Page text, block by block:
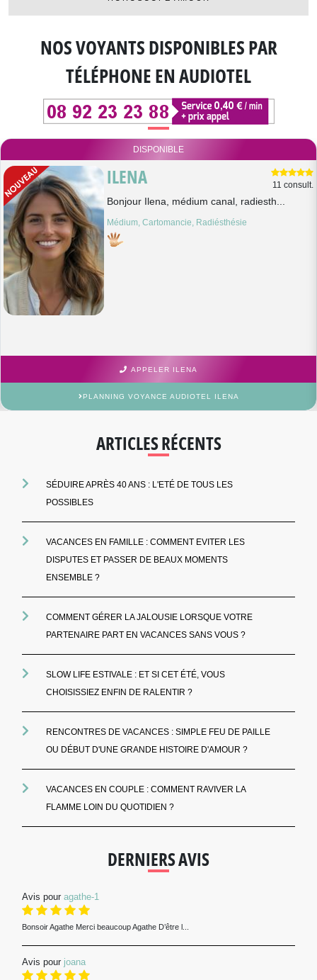
NOS VOYANTS DISPONIBLESPAR
TÉLÉPHONE EN AUDIOTEL
DISPONIBLE
ILENA 11 consult.
Bonjour Ilena, médium canal, radiesth...
Médium, Cartomancie, Radiésthésie
APPELER ILENA
PLANNING VOYANCE AUDIOTEL ILENA
ARTICLES RÉCENTS
SÉDUIRE APRÈS 40 ANS : L'ETÉ DE TOUS LES
POSSIBLES
VACANCES EN FAMILLE : COMMENT EVITER LES
DISPUTES ET PASSER DE BEAUX MOMENTS
ENSEMBLE ?
COMMENT GÉRER LA JALOUSIE LORSQUE VOTRE
PARTENAIRE PART EN VACANCES SANS VOUS ?
SLOW LIFE ESTIVALE : ET SI CET ÉTÉ, VOUS
CHOISISSIEZ ENFIN DE RALENTIR ?
RENCONTRES DE VACANCES : SIMPLE FEU DE PAILLE
OU DÉBUT D'UNE GRANDE HISTOIRE D'AMOUR ?
VACANCES EN COUPLE : COMMENT RAVIVER LA
FLAMME LOIN DU QUOTIDIEN ?
DERNIERS AVIS
Avis pour agathe-1
Bonsoir Agathe Merci beaucoup Agathe D’être l...
Avis pour joana